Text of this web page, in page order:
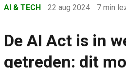
›
›
AI & Tech
AI & TECH 22 aug 2024 7 min
De AI Act is in
getreden: dit